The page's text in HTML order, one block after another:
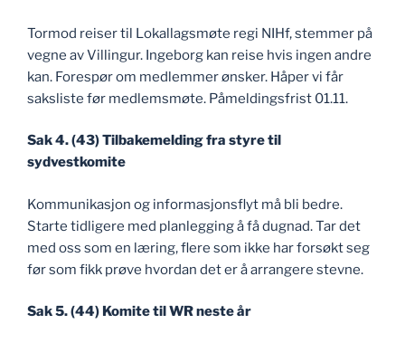
Tormod reiser til Lokallagsmøte regi NIHf, stemmer på
vegne av Villingur. Ingeborg kan reise hvis ingen andre
kan. Forespør om medlemmer ønsker. Håper vi får
saksliste før medlemsmøte. Påmeldingsfrist 01.11.
Sak 4. (43) Tilbakemelding fra styre til
sydvestkomite
Kommunikasjon og informasjonsflyt må bli bedre.
Starte tidligere med planlegging å få dugnad. Tar det
med oss som en læring, flere som ikke har forsøkt seg
før som fikk prøve hvordan det er å arrangere stevne.
Sak 5. (44) Komite til WR neste år